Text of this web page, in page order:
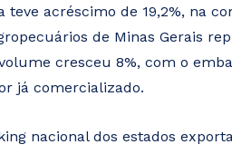
acréscimo de 19,2%, na
de Minas Gerais
cresceu 8%, com o
já comercializado.
nacional dos estados